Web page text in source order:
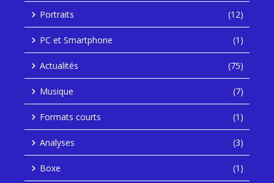
Portraits (12)
PC et Smartphone (1)
Actualités (75)
Musique (7)
Formats courts (1)
Analyses (3)
Boxe (1)